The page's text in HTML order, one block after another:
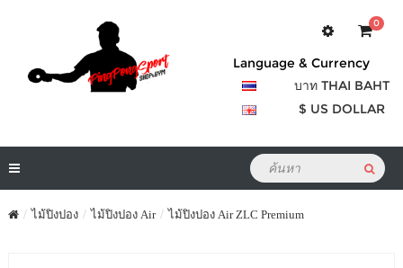
0
Language & Currency
บาท THAI BAHT
$ US DOLLAR
ไม้ปิงปอง ไม้ปิงปอง Air ไม้ปิงปอง Air ZLC Premium